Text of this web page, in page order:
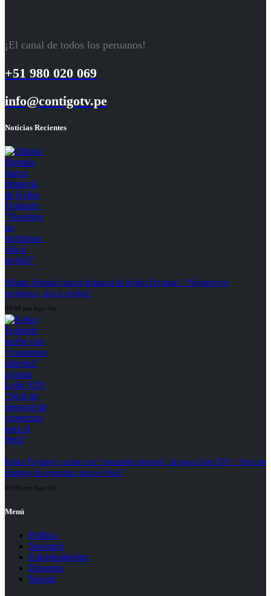
¡El canal de todos los peruanos!
+51 980 020 069
info@contigotv.pe
Noticias Recientes
Ollanta Humala marca distancia de Keiko Fujimori: “Nosotros no
recibimos, ella sí recibió”
09:08 pm Ago 5th
Keiko Fujimori recibe con “corazones abiertos” al papa León XIV: “Será un
mensaje de esperanza para el Perú”
09:08 pm Ago 5th
Menú
Política
Nacional
Entretenimiento
Deportes
Mundo